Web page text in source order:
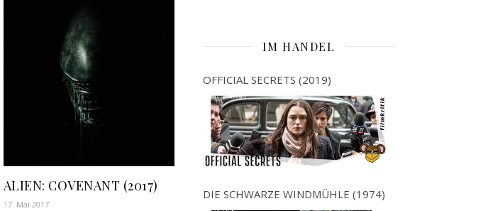
ALIEN: COVENANT (2017)
17. Mai 2017
IM HANDEL
OFFICIAL SECRETS (2019)
DIE SCHWARZE WINDMÜHLE (1974)